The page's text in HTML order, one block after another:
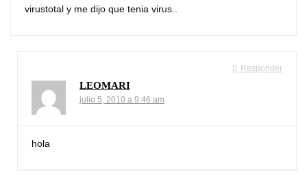
virustotal y me dijo que tenia virus..
Responder
LEOMARI
julio 5, 2010 a 9:46 am
hola